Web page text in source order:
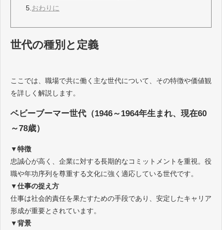
5. おわりに
世代の種別と定義
ここでは、職場で共に働く主な世代について、その特徴や価値観
を詳しく解説します。
ベビーブーマー世代（1946～1964年生まれ、現在60
～78歳）
▼特徴
忠誠心が高く、企業に対する長期的なコミットメントを重視。役
職や年功序列を尊重する文化に強く適応している世代です。
▼仕事の捉え方
仕事は社会的責任を果たすための手段であり、安定したキャリア
形成が重要とされています。
▼背景